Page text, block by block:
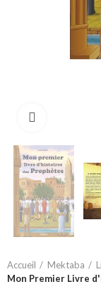
Accueil Mektaba
Mon Premier Livre